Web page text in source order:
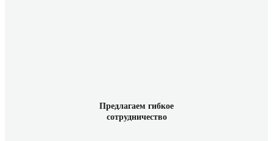
Предлагаем гибкое
сотрудничество